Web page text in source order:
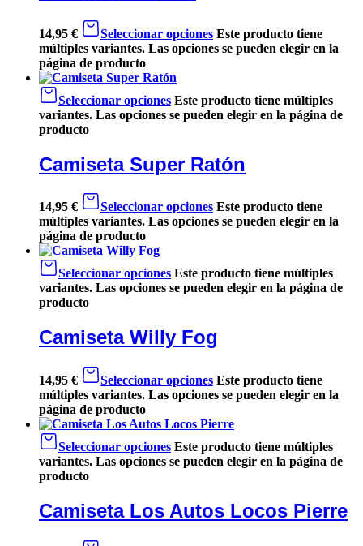
14,95 € Seleccionar opciones Este producto tiene
múltiples variantes. Las opciones se pueden elegir en la
página de producto
Seleccionar opciones Este producto tiene múltiples
variantes. Las opciones se pueden elegir en la página de
producto
Camiseta Super Ratón
14,95 € Seleccionar opciones Este producto tiene
múltiples variantes. Las opciones se pueden elegir en la
página de producto
Seleccionar opciones Este producto tiene múltiples
variantes. Las opciones se pueden elegir en la página de
producto
Camiseta Willy Fog
14,95 € Seleccionar opciones Este producto tiene
múltiples variantes. Las opciones se pueden elegir en la
página de producto
Seleccionar opciones Este producto tiene múltiples
variantes. Las opciones se pueden elegir en la página de
producto
Camiseta Los Autos Locos Pierre